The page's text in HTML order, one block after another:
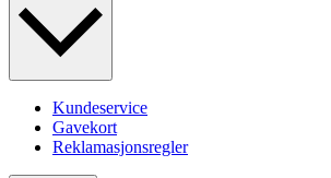
Kundeservice
Gavekort
Reklamasjonsregler